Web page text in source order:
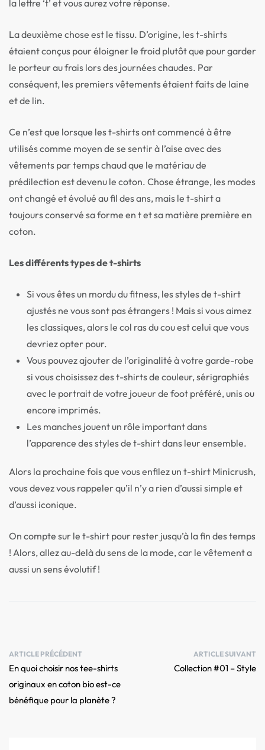
la lettre ‘t’ et vous aurez votre réponse.
La deuxième chose est le tissu. D’origine, les t-shirts
étaient conçus pour éloigner le froid plutôt que pour garder
le porteur au frais lors des journées chaudes. Par
conséquent, les premiers vêtements étaient faits de laine
et de lin.
Ce n’est que lorsque les t-shirts ont commencé à être
utilisés comme moyen de se sentir à l’aise avec des
vêtements par temps chaud que le matériau de
prédilection est devenu le coton. Chose étrange, les modes
ont changé et évolué au fil des ans, mais le t-shirt a
toujours conservé sa forme en t et sa matière première en
coton.
Les différents types de t-shirts
Si vous êtes un mordu du fitness, les styles de t-shirt
ajustés ne vous sont pas étrangers ! Mais si vous aimez
les classiques, alors le col ras du cou est celui que vous
devriez opter pour.
Vous pouvez ajouter de l’originalité à votre garde-robe
si vous choisissez des t-shirts de couleur, sérigraphiés
avec le portrait de votre joueur de foot préféré, unis ou
encore imprimés.
Les manches jouent un rôle important dans
l’apparence des styles de t-shirt dans leur ensemble.
Alors la prochaine fois que vous enfilez un t-shirt Minicrush,
vous devez vous rappeler qu’il n’y a rien d’aussi simple et
d’aussi iconique.
On compte sur le t-shirt pour rester jusqu’à la fin des temps
! Alors, allez au-delà du sens de la mode, car le vêtement a
aussi un sens évolutif !
ARTICLE PRÉCÉDENT
En quoi choisir nos tee-shirts
originaux en coton bio est-ce
bénéfique pour la planète ?
ARTICLE SUIVANT
Collection #01 – Style